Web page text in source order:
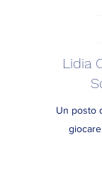
Lidia
Un posto